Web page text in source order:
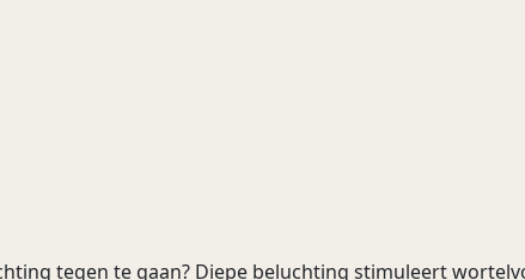
tegen te gaan? Diepe beluchting stimuleert